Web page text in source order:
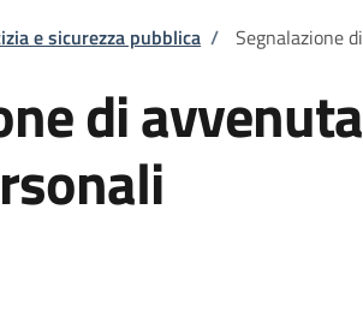
e sicurezza pubblica / Segnalazione
di